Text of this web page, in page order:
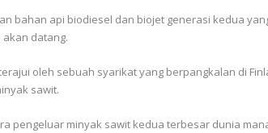
bahan api biodiesel dan biojet generasi kedua
datang.
oleh sebuah syarikat yang berpangkalan di
sawit.
pengeluar minyak sawit kedua terbesar dunia